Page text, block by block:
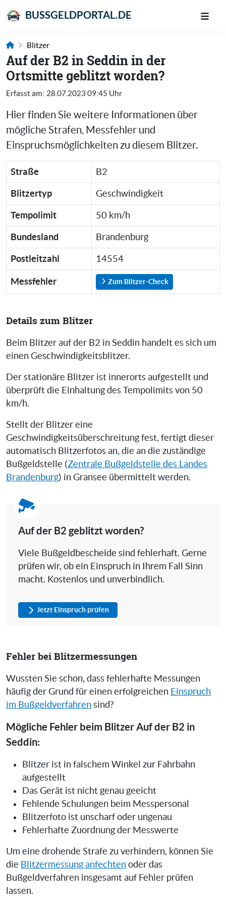
BUSSGELDPORTAL.DE
Blitzer
Auf der B2 in Seddin in der
Ortsmitte geblitzt worden?
Erfasst am: 28.07.2023 09:45 Uhr
Hier finden Sie weitere Informationen über
mögliche Strafen, Messfehler und
Einspruchsmöglichkeiten zu diesem Blitzer.
Straße B2
Blitzertyp Geschwindigkeit
Tempolimit 50 km/h
Bundesland Brandenburg
Postleitzahl 14554
Messfehler Zum Blitzer-Check
Details zum Blitzer
Beim Blitzer auf der B2 in Seddin handelt es sich um
einen Geschwindigkeitsblitzer.
Der stationäre Blitzer ist innerorts aufgestellt und
überprüft die Einhaltung des Tempolimits von 50
km/h.
Stellt der Blitzer eine
Geschwindigkeitsüberschreitung fest, fertigt dieser
automatisch Blitzerfotos an, die an die zuständige
Bußgeldstelle (Zentrale Bußgeldstelle des Landes
Brandenburg) in Gransee übermittelt werden.
Auf der B2 geblitzt worden?
Viele Bußgeldbescheide sind fehlerhaft. Gerne
prüfen wir, ob ein Einspruch in Ihrem Fall Sinn
macht. Kostenlos und unverbindlich.
Jetzt Einspruch prüfen
Fehler bei Blitzermessungen
Wussten Sie schon, dass fehlerhafte Messungen
häufig der Grund für einen erfolgreichen Einspruch
im Bußgeldverfahren sind?
Mögliche Fehler beim Blitzer Auf der B2 in
Seddin:
Blitzer ist in falschem Winkel zur Fahrbahn
aufgestellt
Das Gerät ist nicht genau geeicht
Fehlende Schulungen beim Messpersonal
Blitzerfoto ist unscharf oder ungenau
Fehlerhafte Zuordnung der Messwerte
Um eine drohende Strafe zu verhindern, können Sie
die Blitzermessung anfechten oder das
Bußgeldverfahren insgesamt auf Fehler prüfen
lassen.